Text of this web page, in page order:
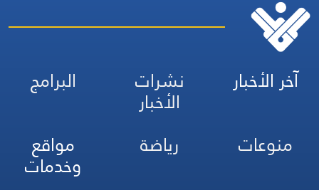
آخر الأخبار نشرات
الأخبار
البرامج
منوعات
رياضة مواقع
وخدمات